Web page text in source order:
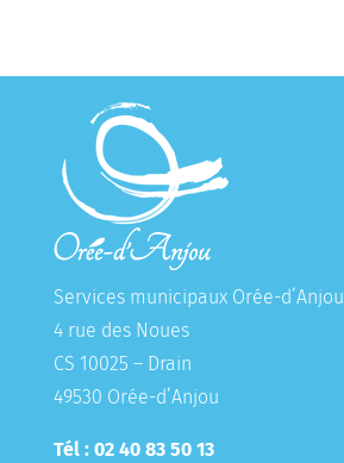
Services municipaux Orée-d’Anjou
4 rue des Noues
CS 10025 – Drain
49530 Orée-d’Anjou
Tél : 02 40 83 50 13